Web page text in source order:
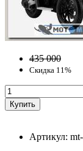
435 000
Скидка 11%
Артикул: